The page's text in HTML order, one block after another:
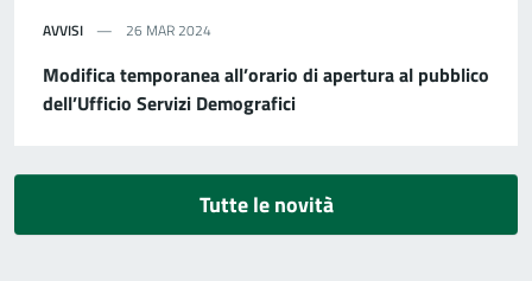
AVVISI 26 MAR 2024
Modifica temporanea all’orario di apertura al pubblico
dell’Ufficio Servizi Demografici
Tutte le novità